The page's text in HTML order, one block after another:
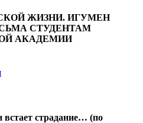
ЖИЗНИ. ИГУМЕН
СТУДЕНТАМ
АКАДЕМИИ
встает страдание… (по